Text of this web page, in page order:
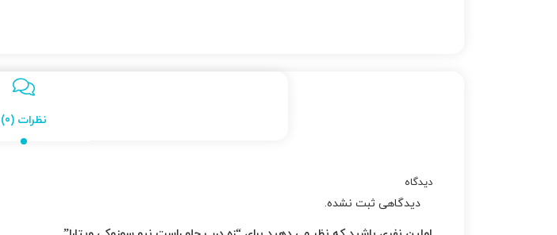
نظرات (0)
دیدگاه
دیدگاهی ثبت نشده.